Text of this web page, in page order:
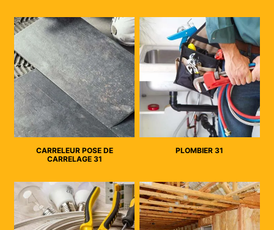
CARRELEUR POSE DE
CARRELAGE 31
PLOMBIER 31